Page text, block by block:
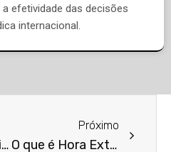
efetividade das decisões
internacional.
O que é Homicídio Culposo?
Próximo
O que é Hora Extra?